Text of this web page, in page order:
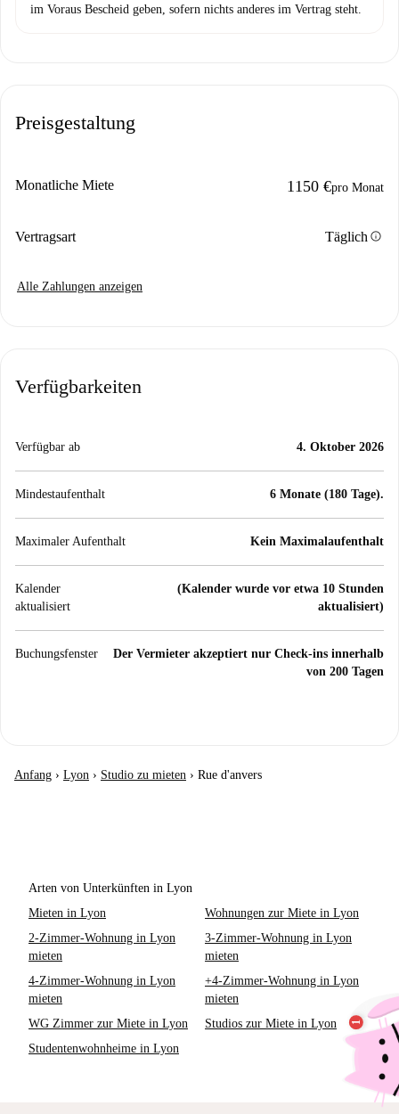
im Voraus Bescheid geben, sofern nichts anderes im Vertrag steht.
Preisgestaltung
Monatliche Miete 1150 €pro Monat
Vertragsart Täglichinfo
Alle Zahlungen anzeigen
Verfügbarkeiten
Verfügbar ab 4. Oktober 2026
Mindestaufenthalt 6 Monate (180 Tage).
Maximaler Aufenthalt Kein Maximalaufenthalt
Kalender
aktualisiert
(Kalender wurde vor etwa 10 Stunden
aktualisiert)
Buchungsfenster
Der Vermieter akzeptiert nur Check-ins innerhalb
von 200 Tagen
Anfang › Lyon › Studio zu mieten › Rue d'anvers
Arten von Unterkünften in Lyon
Mieten in Lyon
Wohnungen zur Miete in Lyon
2-Zimmer-Wohnung in Lyon
mieten
3-Zimmer-Wohnung in Lyon
mieten
4-Zimmer-Wohnung in Lyon
mieten
+4-Zimmer-Wohnung in Lyon
mieten
WG Zimmer zur Miete in Lyon
Studios zur Miete in Lyon
Studentenwohnheime in Lyon